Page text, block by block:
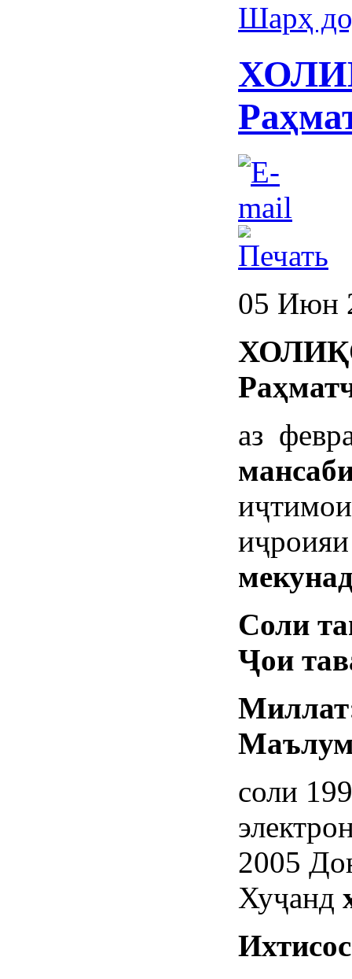
Шарҳ
05 Июн
ХОЛИҚ
Раҳмат
аз
Соли
Ҷои
соли
2005
Хуҷанд